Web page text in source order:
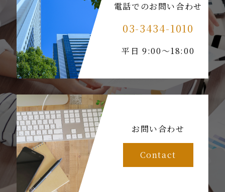
電話でのお問い合わせ
03-3434-1010
平日 9:00～18:00
お問い合わせ
Contact